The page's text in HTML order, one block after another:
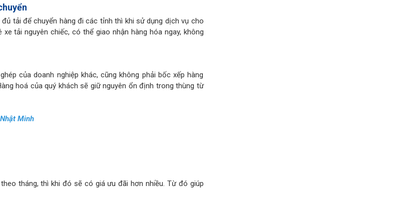
tải để chuyển hàng đi các tỉnh thì khi sử dụng dịch vụ cho
tải nguyên chiếc, có thể giao nhận hàng hóa ngay, không
của doanh nghiệp khác, cũng không phải bốc xếp hàng
hoá của quý khách sẽ giữ nguyên ổn định trong thùng từ
Minh
tháng, thì khi đó sẽ có giá ưu đãi hơn nhiều. Từ đó giúp